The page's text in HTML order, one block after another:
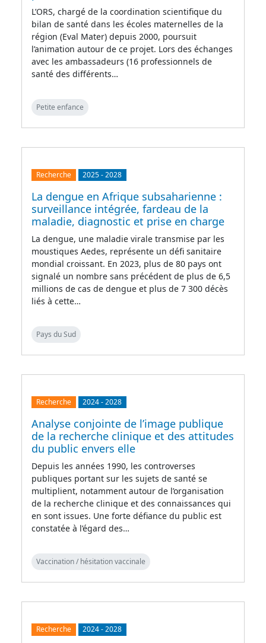
L’ORS, chargé de la coordination scientifique du
bilan de santé dans les écoles maternelles de la
région (Eval Mater) depuis 2000, poursuit
l’animation autour de ce projet. Lors des échanges
avec les ambassadeurs (16 professionnels de
santé des différents…
Petite enfance
Recherche 2025-2028
La dengue en Afrique subsaharienne :
surveillance intégrée, fardeau de la
maladie, diagnostic et prise en charge
La dengue, une maladie virale transmise par les
moustiques Aedes, représente un défi sanitaire
mondial croissant. En 2023, plus de 80 pays ont
signalé un nombre sans précédent de plus de 6,5
millions de cas de dengue et plus de 7 300 décès
liés à cette…
Pays du Sud
Recherche 2024-2028
Analyse conjointe de l’image publique
de la recherche clinique et des attitudes
du public envers elle
Depuis les années 1990, les controverses
publiques portant sur les sujets de santé se
multiplient, notamment autour de l’organisation
de la recherche clinique et des connaissances qui
en sont issues. Une forte défiance du public est
constatée à l’égard des…
Vaccination / hésitation vaccinale
Recherche 2024-2028